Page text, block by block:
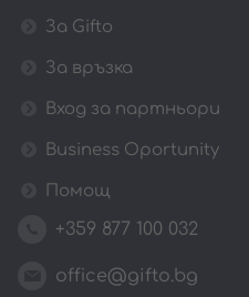
За Gifto
За връзка
Вход за партньори
Business Oportunity
Помощ
+359 877 100 032
office@gifto.bg